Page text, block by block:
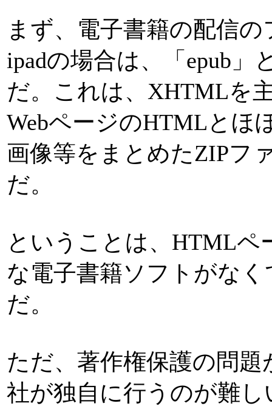
まず、電子書籍の配信
ipadの場合は、「epub
だ。これは、XHTMLを
WebページのHTMLとほ
画像等をまとめたZIPフ
だ。
ということは、HTMLペ
な電子書籍ソフトがな
だ。
ただ、著作権保護の問
社が独自に行うのが難